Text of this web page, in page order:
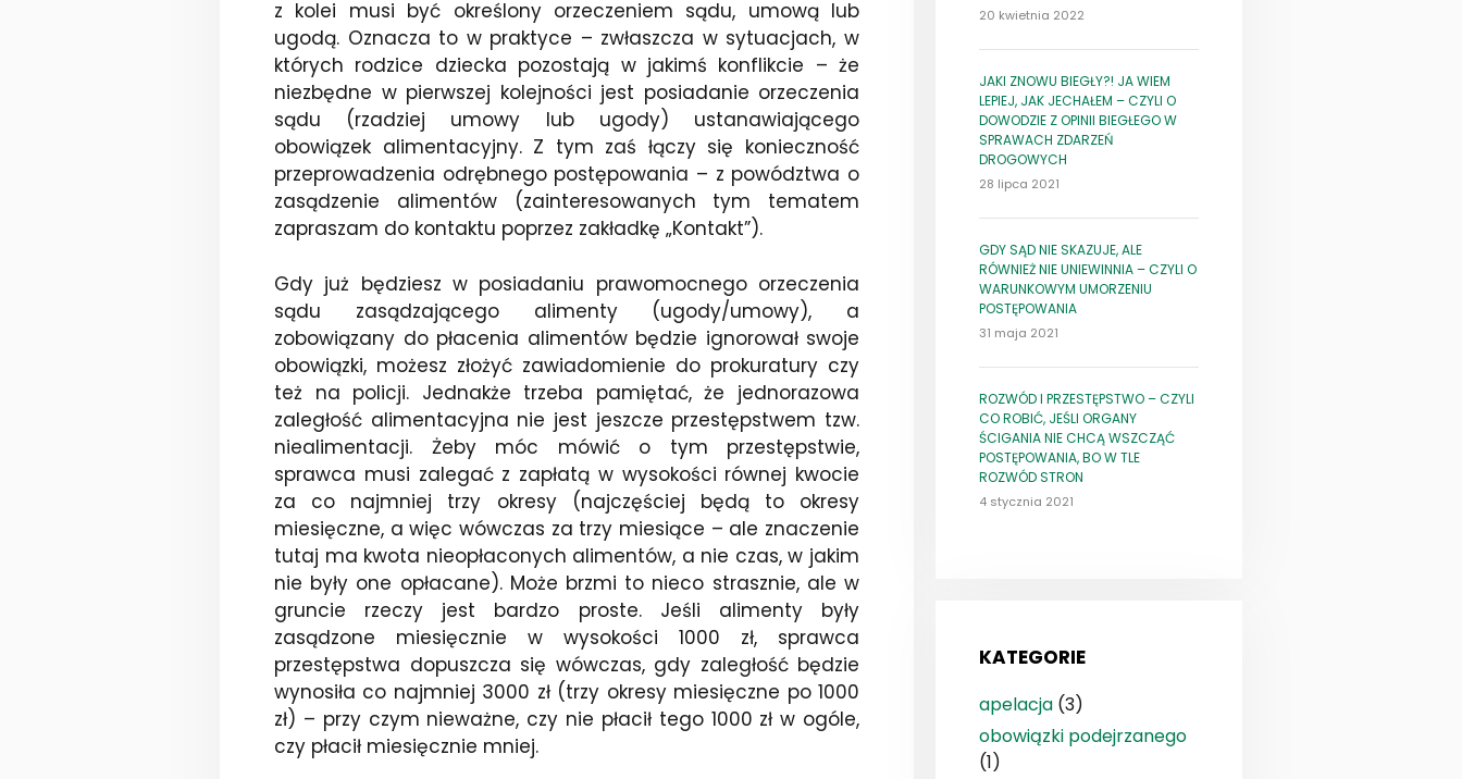
z kolei musi być określony orzeczeniem sądu, umową lub
ugodą. Oznacza to w praktyce – zwłaszcza w sytuacjach, w
których rodzice dziecka pozostają w jakimś konflikcie – że
niezbędne w pierwszej kolejności jest posiadanie orzeczenia
sądu (rzadziej umowy lub ugody) ustanawiającego
obowiązek alimentacyjny. Z tym zaś łączy się konieczność
przeprowadzenia odrębnego postępowania – z powództwa o
zasądzenie alimentów (zainteresowanych tym tematem
zapraszam do kontaktu poprzez zakładkę „Kontakt”).
Gdy już będziesz w posiadaniu prawomocnego orzeczenia
sądu zasądzającego alimenty (ugody/umowy), a
zobowiązany do płacenia alimentów będzie ignorował swoje
obowiązki, możesz złożyć zawiadomienie do prokuratury czy
też na policji. Jednakże trzeba pamiętać, że jednorazowa
zaległość alimentacyjna nie jest jeszcze przestępstwem tzw.
niealimentacji. Żeby móc mówić o tym przestępstwie,
sprawca musi zalegać z zapłatą w wysokości równej kwocie
za co najmniej trzy okresy (najczęściej będą to okresy
miesięczne, a więc wówczas za trzy miesiące – ale znaczenie
tutaj ma kwota nieopłaconych alimentów, a nie czas, w jakim
nie były one opłacane). Może brzmi to nieco strasznie, ale w
gruncie rzeczy jest bardzo proste. Jeśli alimenty były
zasądzone miesięcznie w wysokości 1000 zł, sprawca
przestępstwa dopuszcza się wówczas, gdy zaległość będzie
wynosiła co najmniej 3000 zł (trzy okresy miesięczne po 1000
zł) – przy czym nieważne, czy nie płacił tego 1000 zł w ogóle,
czy płacił miesięcznie mniej.
20 kwietnia 2022
JAKI ZNOWU BIEGŁY?! JA WIEM
LEPIEJ, JAK JECHAŁEM – CZYLI O
DOWODZIE Z OPINII BIEGŁEGO W
SPRAWACH ZDARZEŃ
DROGOWYCH
28 lipca 2021
GDY SĄD NIE SKAZUJE, ALE
RÓWNIEŻ NIE UNIEWINNIA – CZYLI O
WARUNKOWYM UMORZENIU
POSTĘPOWANIA
31 maja 2021
ROZWÓD I PRZESTĘPSTWO – CZYLI
CO ROBIĆ, JEŚLI ORGANY
ŚCIGANIA NIE CHCĄ WSZCZĄĆ
POSTĘPOWANIA, BO W TLE
ROZWÓD STRON
4 stycznia 2021
KATEGORIE
apelacja (3)
obowiązki podejrzanego
(1)